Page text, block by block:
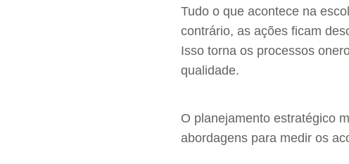
Tudo o que acontece na
contrário, as ações ficam
Isso torna os processos
qualidade.
O planejamento estratégico
abordagens para medir os